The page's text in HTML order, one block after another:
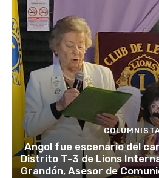
Angol fue escenario del
Distrito T-3 de Lions
Grandón, Asesor de